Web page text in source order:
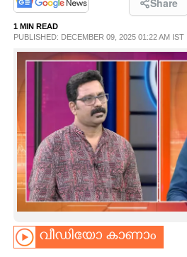
LIFESTYLE
INFO+
ART
ASTRO
Share
1 MIN READ
PUBLISHED: DECEMBER 09, 2025 01:22 AM IST
വീഡിയോ കാണാം